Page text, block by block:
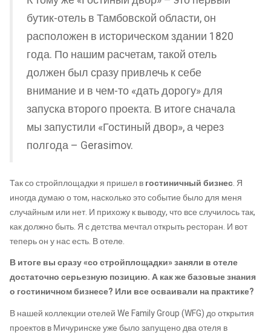
бутик-отель в Тамбовской области, он
расположен в историческом здании 1820
года. По нашим расчетам, такой отель
должен был сразу привлечь к себе
внимание и в чем-то «дать дорогу» для
запуска второго проекта. В итоге сначала
мы запустили «Гостиный двор», а через
полгода – Gerasimov.
Так со стройплощадки я пришел вгостиничный бизнес. Я
иногда думаю о том, насколько это событие было для меня
случайным или нет. И прихожу к выводу, что все случилось так,
как должно быть. Я с детства мечтал открыть ресторан. И вот
теперь он у нас есть. В отеле.
В итоге вы сразу «со стройплощадки» заняли в отеле
достаточно серьезную позицию. А как же базовые знания
о гостиничном бизнесе? Или все осваивали на практике?
В нашей коллекции отелей We Family Group (WFG) до открытия
проектов в Мичуринске уже было запущено два отеля в